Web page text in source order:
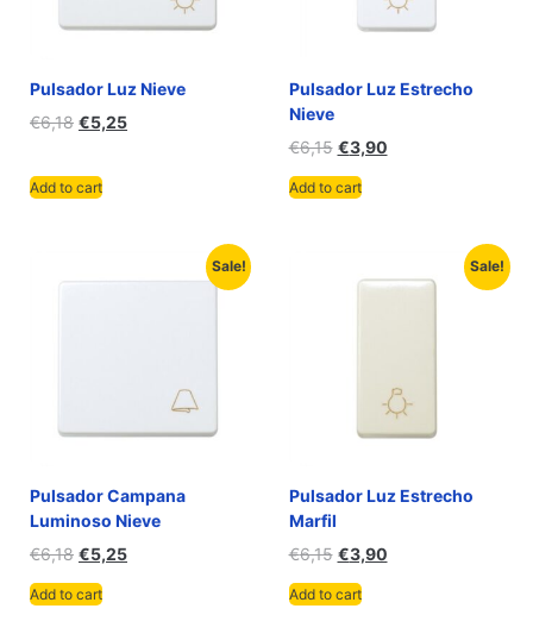
Pulsador Luz Nieve
€6,18 €5,25
Add to cart
Pulsador Luz Estrecho
Nieve
€6,15 €3,90
Add to cart
Sale!
Pulsador Campana
Luminoso Nieve
€6,18 €5,25
Add to cart
Sale!
Pulsador Luz Estrecho
Marfil
€6,15 €3,90
Add to cart